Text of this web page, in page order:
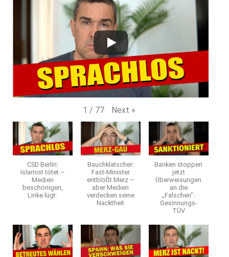
1 / 77 Next »
CSD Berlin:
Islamist tötet –
Medien
beschönigen,
Linke lügt.
Bauchklatscher:
Fast-Minister
entblößt Merz –
aber Medien
verdecken seine
Nacktheit
Banken stoppen
jetzt
Überweisungen
an die
„Falschen":
Gesinnungs-
TÜV